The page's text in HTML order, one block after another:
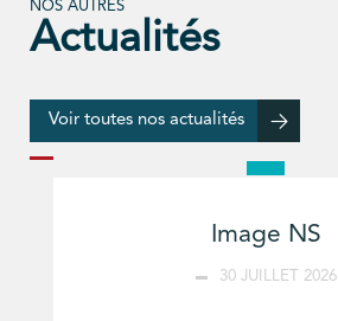
NOS AUTRES
Actualités
Voir toutes nos actualités
Image NS
30 JUILLET 2026